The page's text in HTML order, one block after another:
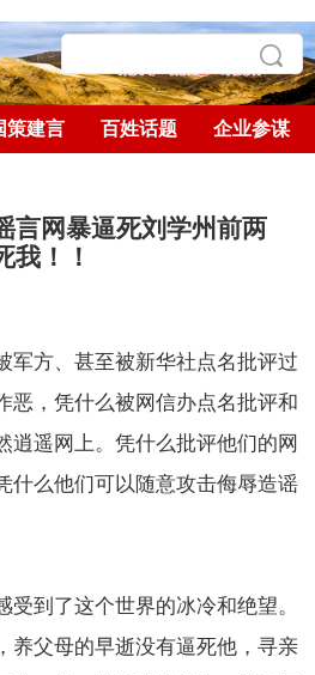
策建言 百姓话题 企业参谋
言网暴逼死刘学州前两
我！！
军方、甚至被新华社点名批评过
恶，凭什么被网信办点名批评和
逍遥网上。凭什么批评他们的网
什么他们可以随意攻击侮辱造谣
到了这个世界的冰冷和绝望。
养父母的早逝没有逼死他，寻亲